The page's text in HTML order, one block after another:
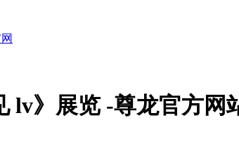
lv》展览 -尊龙官方网